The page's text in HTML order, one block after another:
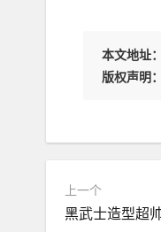
本文地址：
版权声明：
上一个